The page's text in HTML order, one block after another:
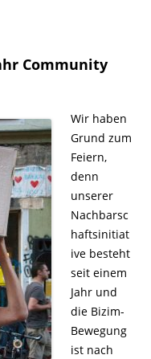
Community
Wir haben
Grund zum
Feiern,
denn
unserer
Nachbarsc
haftsinitiat
ive besteht
seit einem
Jahr und
die Bizim-
Bewegung
ist nach